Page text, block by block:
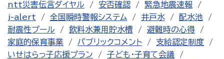
ntt災害伝言ダイヤル
安否確認
緊急地震速報
j-alert
全国瞬時警報システム 井戸水
配水池
耐震性プール
飲料水兼用貯水槽
避難時の心得
家庭的保育事業
パブリックコメント
支給認定制度
いせはらっ子応援プラン
子ども・子育て会議